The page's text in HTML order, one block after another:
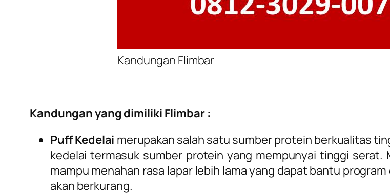
Kandungan Flimbar
Kandungan yang dimiliki Flimbar :
Puff Kedelai merupakan salah satu sumber protein berkualitas
kedelai termasuk sumber protein yang mempunyai tinggi serat.
mampu menahan rasa lapar lebih lama yang dapat bantu
akan berkurang.